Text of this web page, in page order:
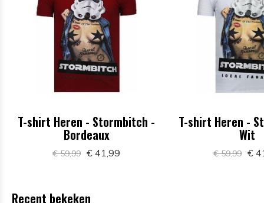
T-shirt Heren - Stormbitch -
Bordeaux
€ 59,99 € 41,99
T-shirt Heren -
Wit
€ 59,99 €
Recent bekeken